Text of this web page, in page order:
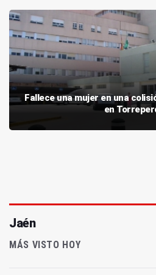
Fallece una mujer en una
en
Jaén
MÁS VISTO HOY